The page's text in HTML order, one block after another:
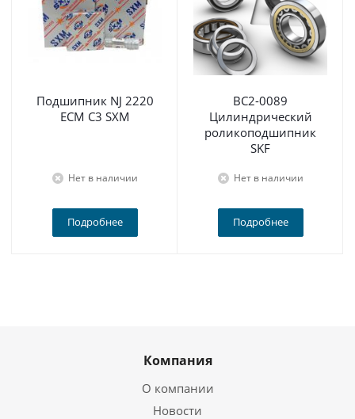
Подшипник NJ 2220
ECM C3 SXM
Нет в наличии
Подробнее
BC2-0089
Цилиндрический
роликоподшипник
SKF
Нет в наличии
Подробнее
Компания
О компании
Новости